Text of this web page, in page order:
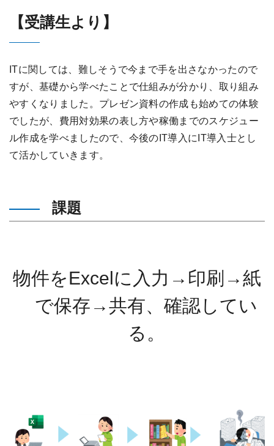
【受講生より】
ITに関しては、難しそうで今まで手を出さなかったので
すが、基礎から学べたことで仕組みが分かり、取り組み
やすくなりました。プレゼン資料の作成も始めての体験
でしたが、費用対効果の表し方や稼働までのスケジュー
ル作成を学べましたので、今後のIT導入にIT導入士とし
て活かしていきます。
課題
物件をExcelに入力→印刷→紙
で保存→共有、確認してい
る。